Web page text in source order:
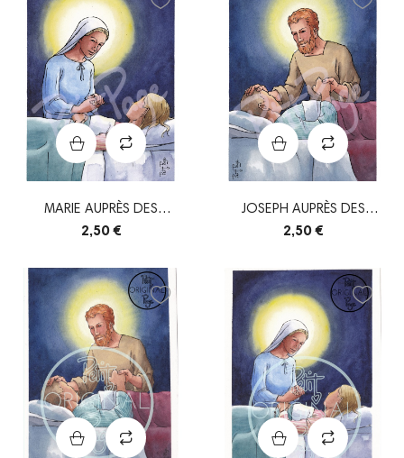
MARIE AUPRÈS DES
MALADES
2,50 €
JOSEPH AUPRÈS DES
MALADES
2,50 €